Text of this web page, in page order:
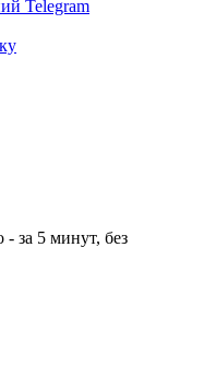
Telegram
- за 5 минут, без